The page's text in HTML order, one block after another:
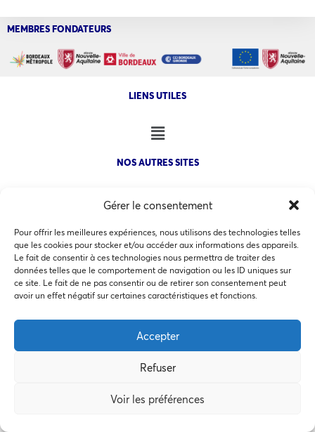
Gérer le consentement
Pour offrir les meilleures expériences, nous utilisons des technologies telles
que les cookies pour stocker et/ou accéder aux informations des appareils.
Le fait de consentir à ces technologies nous permettra de traiter des
données telles que le comportement de navigation ou les ID uniques sur
ce site. Le fait de ne pas consentir ou de retirer son consentement peut
avoir un effet négatif sur certaines caractéristiques et fonctions.
Accepter
Refuser
Voir les préférences
Ce site utilise des cookies pour les statistiques et pour
politique de confidentialité
Accepter
Refuser
Préférences des cookies
MEMBRES FONDATEURS
LIENS UTILES
NOS AUTRES SITES
COPYRIGHT @ 2026 - INVEST IN BORDEAUX - 32 Allées d'Orléans
33000 Bordeaux